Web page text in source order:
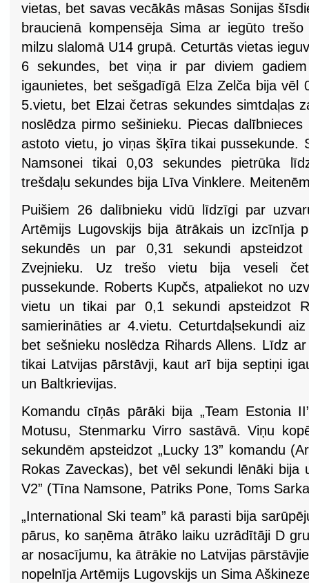
vietas, bet savas vecākās māsas Sonijas
braucienā kompensēja Sima ar iegūto
milzu slalomā U14 grupā. Ceturtās vietas
6 sekundes, bet viņa ir par diviem
igaunietes, bet sešgadīgā Elza Zelča bija vēl
5.vietu, bet Elzai četras sekundes simtdaļas
noslēdza pirmo sešinieku. Piecas
astoto vietu, jo viņas šķīra tikai pussekunde.
Namsonei tikai 0,03 sekundes pietrūka
trešdaļu sekundes bija Līva Vinklere.
Puišiem 26 dalībnieku vidū līdzīgi par
Artēmijs Lugovskijs bija ātrākais un izcīnīja
sekundēs un par 0,31 sekundi
Zvejnieku. Uz trešo vietu bija veseli
pussekunde. Roberts Kupčs, atpaliekot no
vietu un tikai par 0,1 sekundi apsteidzot
samierināties ar 4.vietu. Ceturtdaļsekundi
bet sešnieku noslēdza Rihards Allens. Līdz
tikai Latvijas pārstāvji, kaut arī bija septiņi
un Baltkrievijas.
Komandu cīņās pārāki bija „Team Estonia
Motusu, Stenmarku Virro sastāvā. Viņu
sekundēm apsteidzot „Lucky 13” komandu
Rokas Zaveckas), bet vēl sekundi lēnāki bija
V2” (Tīna Namsone, Patriks Pone, Toms
„International Ski team” kā parasti bija
pārus, ko saņēma ātrāko laiku uzrādītāji D
ar nosacījumu, ka ātrākie no Latvijas
nopelnīja Artēmijs Lugovskijs un Sima